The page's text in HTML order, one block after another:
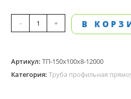
Количество
товара
профильная
прямоугольная
- + В
Артикул:ТП-150х100х8-12000
Категория:Труба профильная